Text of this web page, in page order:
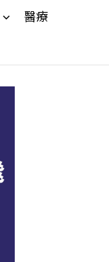
醫療